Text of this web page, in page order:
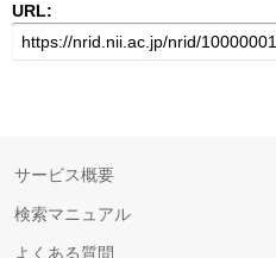
URL:
サービス概要
検索マニュアル
よくある質問